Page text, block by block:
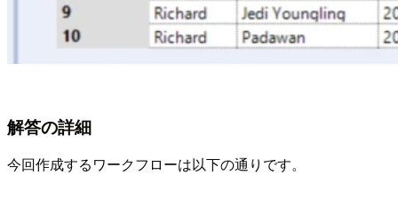
解答の詳細
今回作成するワークフローは以下の通りです。